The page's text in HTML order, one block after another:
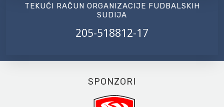
TEKUĆI RAČUN ORGANIZACIJE FUDBALSKIH
SUDIJA
205-518812-17
SPONZORI